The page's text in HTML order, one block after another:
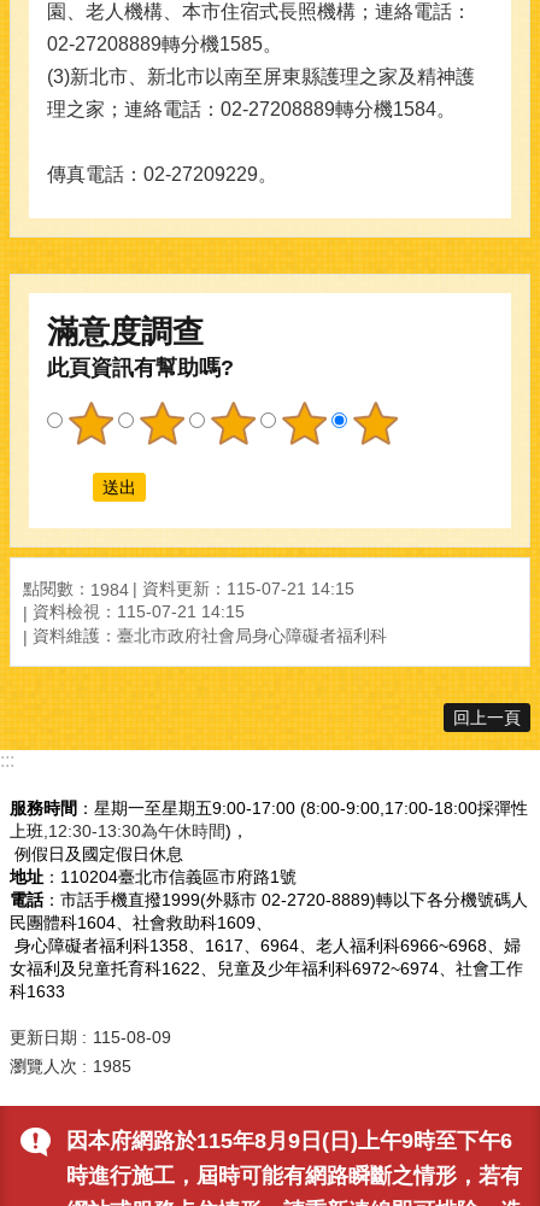
因本府網路於115年8月9日(日)上午9時至下午6
時進行施工，屆時可能有網路瞬斷之情形，若有
園、老人機構、本市住宿式長照機構；連絡電話：
02-27208889轉分機1585。
(3)新北市、新北市以南至屏東縣護理之家及精神護
理之家；連絡電話：02-27208889轉分機1584。
傳真電話：02-27209229。
滿意度調查
此頁資訊有幫助嗎?
點閱數： 1984
資料更新：115-07-21 14:15
資料檢視：115-07-21 14:15
資料維護：臺北市政府社會局身心障礙者福利科
回上一頁
:::
服務時間 ：星期一至星期五9:00-17:00 (8:00-9:00,17:00-18:00採彈性
上班 ,12:30-13:30為午休時間)，
例假日及國定假日休息
地址 ：110204臺北市信義區市府路1號
電話：市話手機直撥1999(外縣市 02-2720-8889)轉以下各分機號碼人
民團體科1604、社會救助科1609、
身心障礙者福利科1358、1617、6964、老人福利科6966~6968、婦
女福利及兒童托育科1622、兒童及少年福利科6972~6974、社會工作
科1633
更新日期
115-08-09
瀏覽人次
1985